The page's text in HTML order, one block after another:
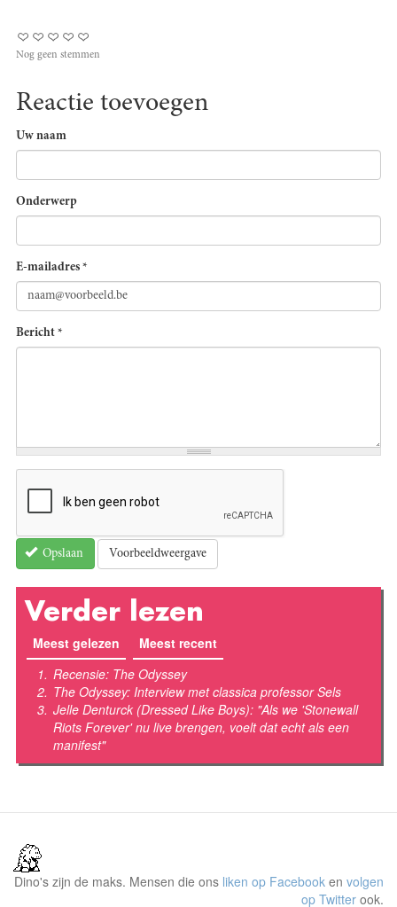
Nog geen stemmen
Reactie toevoegen
Uw naam
Onderwerp
E-mailadres *
Bericht *
Opslaan Voorbeeldweergave
Verder lezen
Meest gelezen (actieve tabblad)
Meest recent
Recensie: The Odyssey
The Odyssey: Interview met classica professor Sels
Jelle Denturck (Dressed Like Boys): "Als we 'Stonewall
Riots Forever' nu live brengen, voelt dat echt als een
manifest"
Dino's zijn de maks. Mensen die ons liken op Facebook en volgen
op Twitter ook.